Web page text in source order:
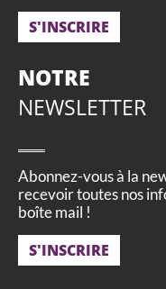
S'INSCRIRE
NOTRE
NEWSLETTER
Abonnez-vous à la
recevoir toutes nos
boîte mail !
S'INSCRIRE